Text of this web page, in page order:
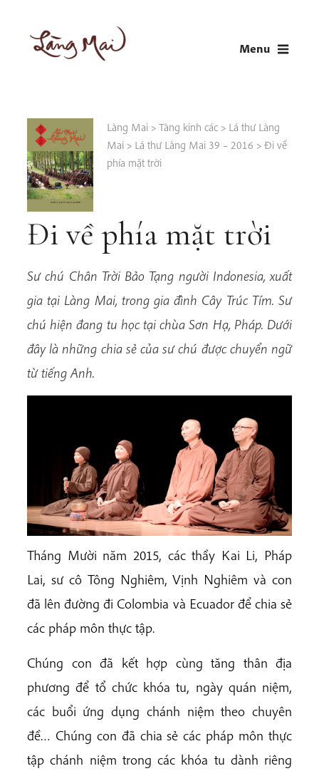
content
Menu
Làng Mai> Tàng kinh các> Lá thư Làng
Mai> Lá thư Làng Mai 39 – 2016 > Đi về
phía mặt trời
Đi về phía mặt trời
Sư chú Chân Trời Bảo Tạng người Indonesia, xuất
gia tại Làng Mai, trong gia đình Cây Trúc Tím. Sư
chú hiện đang tu học tại chùa Sơn Hạ, Pháp. Dưới
đây là những chia sẻ của sư chú được chuyển ngữ
từ tiếng Anh.
Tháng Mười năm 2015, các thầy Kai Li, Pháp
Lai, sư cô Tông Nghiêm, Vịnh Nghiêm và con
đã lên đường đi Colombia và Ecuador để chia sẻ
các pháp môn thực tập.
Chúng con đã kết hợp cùng tăng thân địa
phương để tổ chức khóa tu, ngày quán niệm,
các buổi ứng dụng chánh niệm theo chuyên
đề… Chúng con đã chia sẻ các pháp môn thực
tập chánh niệm trong các khóa tu dành riêng